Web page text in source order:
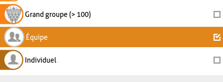
Grand groupe (> 100)
Équipe
Individuel